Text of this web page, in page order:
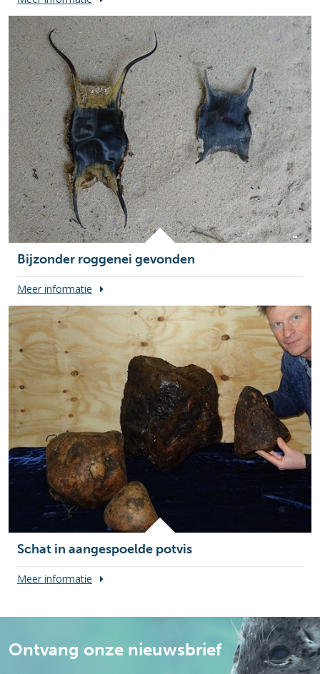
Bijzonder roggenei gevonden
Meer informatie
Schat in aangespoelde potvis
Meer informatie
Ontvang onze nieuwsbrief